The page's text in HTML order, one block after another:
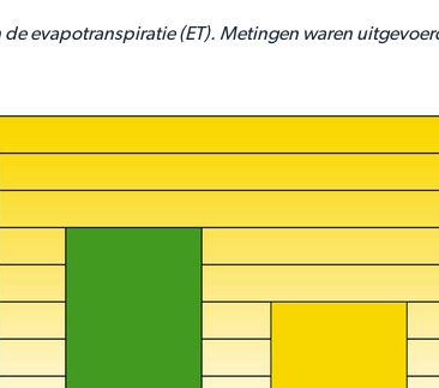
de evapotranspiratie (ET). Metingen waren